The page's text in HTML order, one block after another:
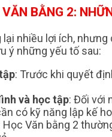
BẰNG 2:
nhiều lợi ích,
ý những yếu tố sau:
: Trước khi quyết
và học tập: Đối với
có kỹ năng lập kế
Học Văn bằng 2